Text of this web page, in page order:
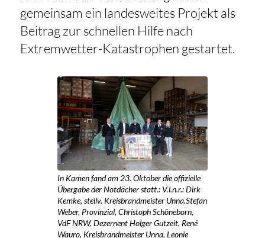
gemeinsam ein landesweites Projekt als
Beitrag zur schnellen Hilfe nach
Extremwetter-Katastrophen gestartet.
In Kamen fand am 23. Oktober die offizielle
Übergabe der Notdächer statt.: V.l.n.r.: Dirk
Kemke, stellv. Kreisbrandmeister Unna.Stefan
Weber, Provinzial, Christoph Schöneborn,
VdF NRW, Dezernent Holger Gutzeit, René
Wauro, Kreisbrandmeister Unna, Leonie